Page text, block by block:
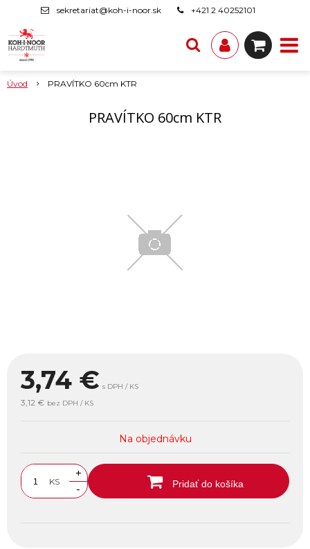
sekretariat@koh-i-noor.sk +421 2 40252101
Úvod PRAVÍTKO 60cm KTR
PRAVÍTKO 60cm KTR
3,74 € s DPH / KS
3,12 € bez DPH / KS
Na objednávku
KS
+
-
Pridať do košíka